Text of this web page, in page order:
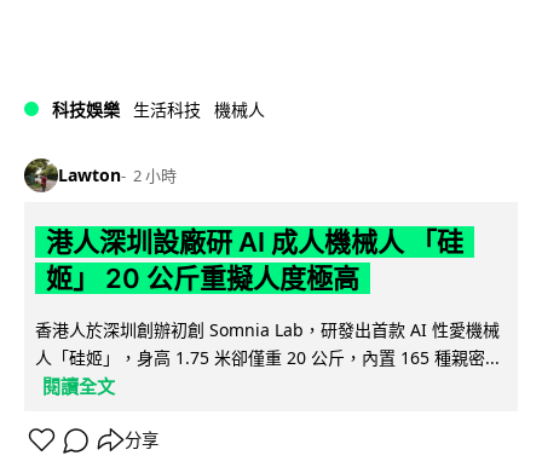
科技娛樂 生活科技 機械人
Lawton 2 小時
港人深圳設廠研 AI 成人機械人 「硅
姬」 20 公斤重擬人度極高
香港人於深圳創辦初創 Somnia Lab，研發出首款 AI 性愛機械
人「硅姬」，身高 1.75 米卻僅重 20 公斤，內置 165 種親密...
閱讀全文
分享